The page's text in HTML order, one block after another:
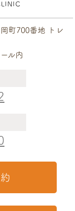
町700番地 トレ
ル内